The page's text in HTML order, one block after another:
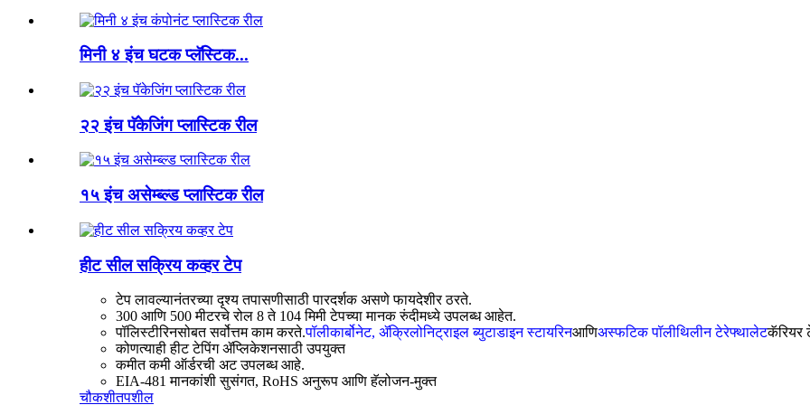
मिनी ४ इंच घटक प्लॅस्टिक...
२२ इंच पॅकेजिंग प्लास्टिक रील
१५ इंच असेम्ब्ल्ड प्लास्टिक रील
हीट सील सक्रिय कव्हर टेप
टेप लावल्यानंतरच्या दृश्य तपासणीसाठी पारदर्शक असणे फायदेशीर ठरते.
300 आणि 500 ​​मीटरचे रोल 8 ते 104 मिमी टेपच्या मानक रुंदीमध्ये उपलब्ध आहेत.
पॉलिस्टीरिनसोबत सर्वोत्तम काम करते.पॉलीकार्बोनेट, ॲक्रिलोनिट्राइल ब्युटाडाइन स्टायरिनआणिअस्फटिक पॉलीथिलीन टेरेफ्थालेटकॅरियर
कोणत्याही हीट टेपिंग ॲप्लिकेशनसाठी उपयुक्त
कमीत कमी ऑर्डरची अट उपलब्ध आहे.
EIA-481 मानकांशी सुसंगत, RoHS अनुरूप आणि हॅलोजन-मुक्त
चौकशीतपशील